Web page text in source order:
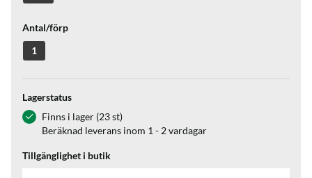
Antal/förp
1
Lagerstatus
Finns i lager (23 st)
Beräknad leverans inom 1 - 2 vardagar
Tillgänglighet i butik